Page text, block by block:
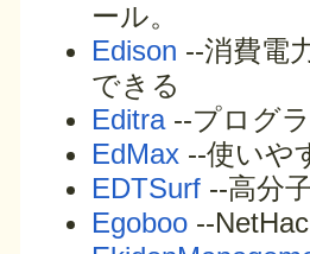
ール。
Edison --消費電
できる
Editra--プログ
EdMax --使いや
EDTSurf --高分
Egoboo --